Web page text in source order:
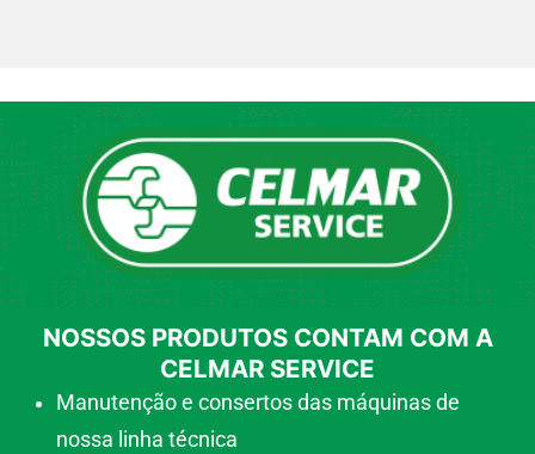
NOSSOS PRODUTOS CONTAM COM A
CELMAR SERVICE
Manutenção e consertos das máquinas de
nossa linha técnica